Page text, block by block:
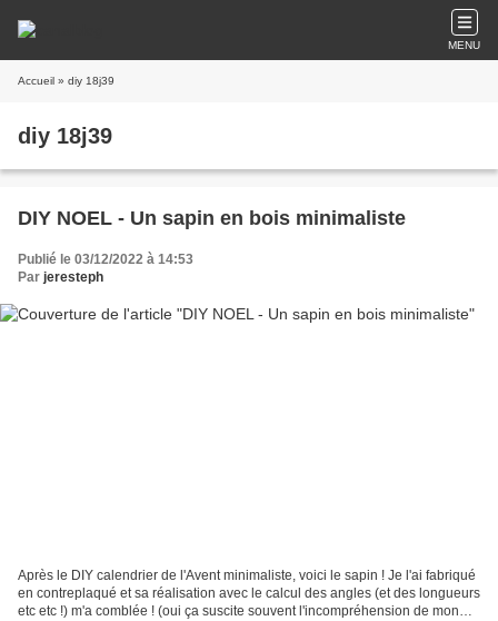
MENU
Accueil » diy 18j39
diy 18j39
DIY NOEL - Un sapin en bois minimaliste
Publié le 03/12/2022 à 14:53
Par jeresteph
Après le DIY calendrier de l'Avent minimaliste, voici le sapin ! Je l'ai fabriqué
en contreplaqué et sa réalisation avec le calcul des angles (et des longueurs
etc etc !) m'a comblée ! (oui ça suscite souvent l'incompréhension de mon